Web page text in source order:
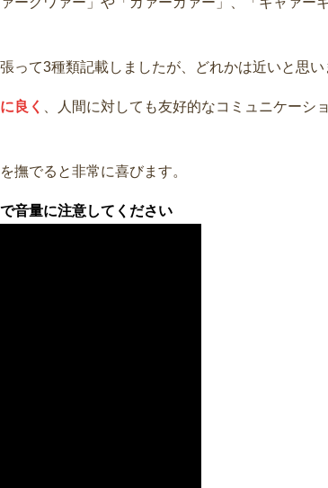
って3種類記載しましたが、どれかは近いと思い
良く 、人間に対しても友好的なコミュニケーシ
撫でると非常に喜びます。
音量に注意してください